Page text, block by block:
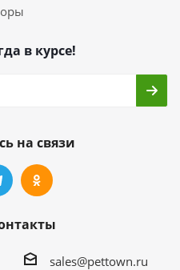
в курсе!
на связи
sales@pettown.ru